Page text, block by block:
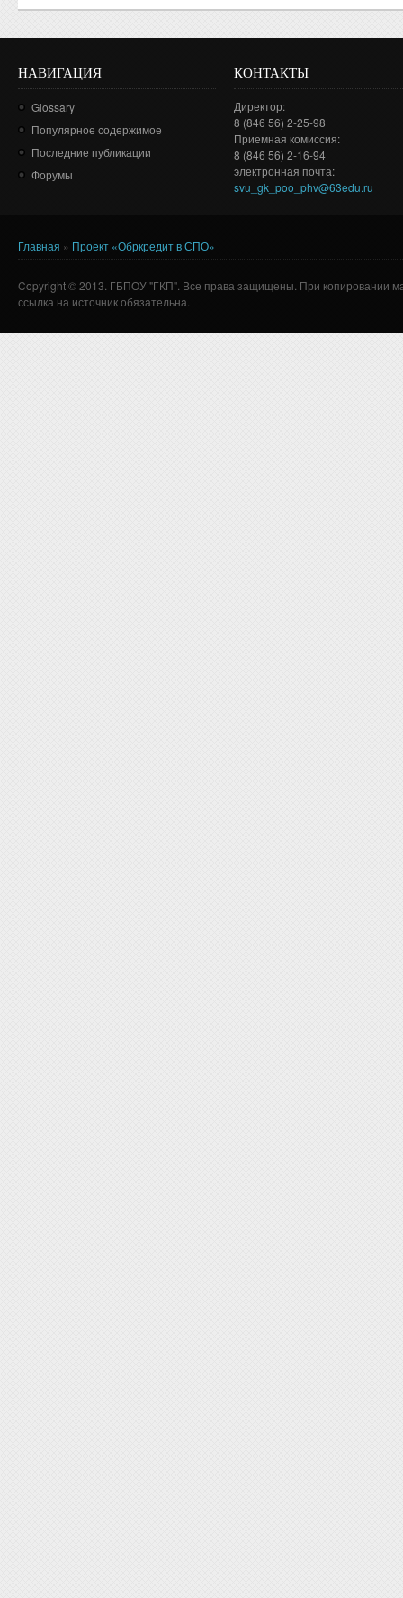
НАВИГАЦИЯ
Glossary
Популярное содержимое
Последние публикации
Форумы
КОНТАКТЫ
Директор:
8 (846 56) 2-25-98
Приемная комиссия:
8 (846 56) 2-16-94
электронная почта:
svu_gk_poo_phv@63edu.ru
Вы здесь
Главная » Проект «Обркредит в СПО»
Copyright © 2013. ГБПОУ "ГКП". Все права защищены. При копировании
ссылка на источник обязательна.